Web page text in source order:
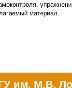
материал.
им. М.В.